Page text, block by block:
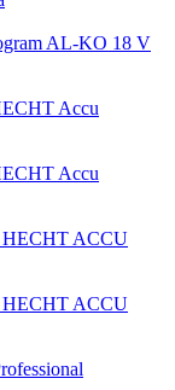
AL-KO 18 V
Accu
Accu
HECHT ACCU
HECHT ACCU